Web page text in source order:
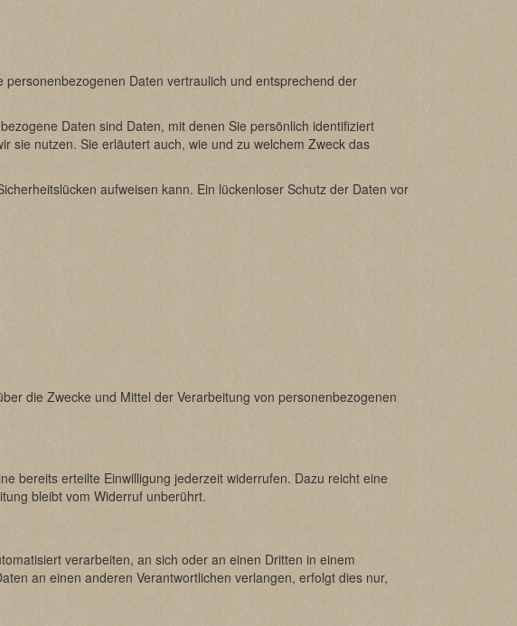
Daten vertraulich und entsprechend der
Daten sind Daten, mit denen Sie persönlich identifiziert
sie nutzen. Sie erläutert auch, wie und zu welchem Zweck das
aufweisen kann. Ein lückenloser Schutz der Daten vor
die Zwecke und Mittel der Verarbeitung von personenbezogenen
bereits erteilte Einwilligung jederzeit widerrufen. Dazu reicht eine
bleibt vom Widerruf unberührt.
verarbeiten, an sich oder an einen Dritten in einem
an einen anderen Verantwortlichen verlangen, erfolgt dies nur,